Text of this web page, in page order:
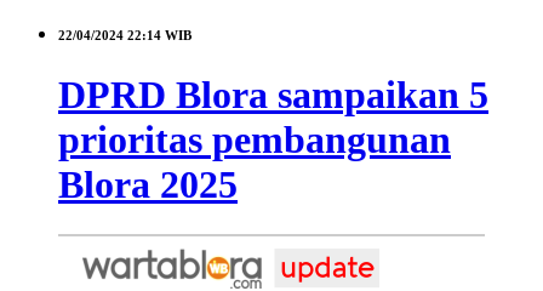
22/04/2024 22:14 WIB
DPRD Blora sampaikan 5
prioritas pembangunan
Blora 2025